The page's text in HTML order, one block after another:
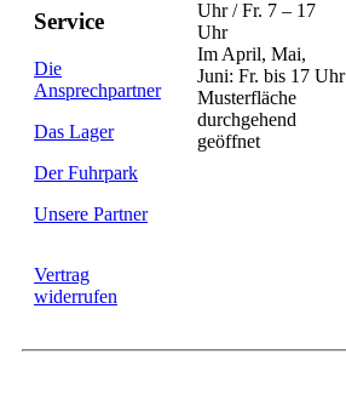
Service
Die
Ansprechpartner
Das Lager
Der Fuhrpark
Unsere Partner
Vertrag
widerrufen
Uhr / Fr. 7 – 17
Uhr
Im April, Mai,
Juni: Fr. bis 17 Uhr
Musterfläche
durchgehend
geöffnet